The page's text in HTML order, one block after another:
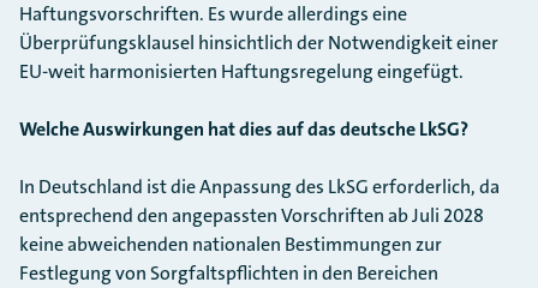
Haftungsvorschriften. Es wurde allerdings eine
Überprüfungsklausel hinsichtlich der Notwendigkeit einer
EU-weit harmonisierten Haftungsregelung eingefügt.
Welche Auswirkungen hat dies auf das deutsche LkSG?
In Deutschland ist die Anpassung des LkSG erforderlich, da
entsprechend den angepassten Vorschriften ab Juli 2028
keine abweichenden nationalen Bestimmungen zur
Festlegung von Sorgfaltspflichten in den Bereichen